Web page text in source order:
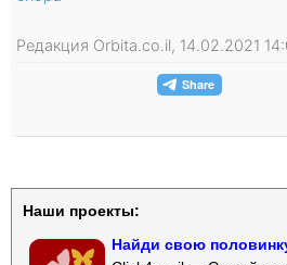
Редакция Orbita.co.il, 14.02.2021
Наши проекты:
Найди свою